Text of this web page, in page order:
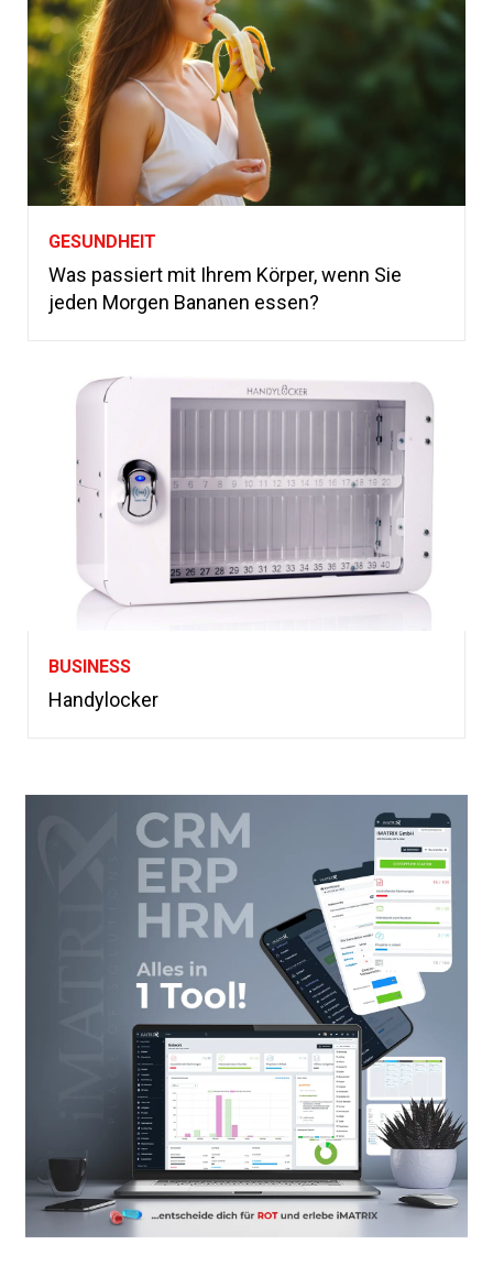
GESUNDHEIT
Was passiert mit Ihrem Körper, wenn Sie
jeden Morgen Bananen essen?
BUSINESS
Handylocker